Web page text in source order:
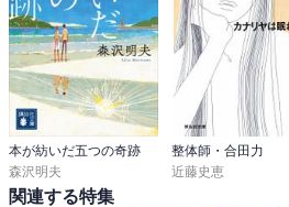
本が紡いだ五つの奇跡
森沢明夫
整体師・合田力
近藤史恵
関連する特集